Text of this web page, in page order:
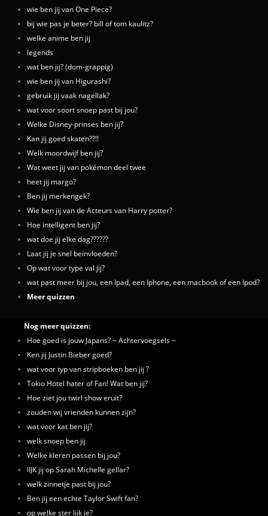
wie ben jij van One Piece?
bij wie pas je beter? bill of tom kaulitz?
welke anime ben jij
legends
wat ben jij? (dom-grappig)
wie ben jij van Higurashi?
gebruik jij vaak nagellak?
wat voor soort snoep past bij jou?
Welke Disney-prinses ben jij?
Kan jij goed skaten??!!
Welk moordwijf ben jij?
Wat weet jij van pokémon deel twee
heet jij margo?
Ben jij merkengek?
Wie ben jij van de Acteurs van Harry potter?
Hoe intelligent ben jij?
wat doe jij elke dag??????
Laat jij je snel beinvloeden?
Op wat voor type val jij?
wat past meer bij jou, een Ipad, een Iphone, een macbook of een Ipod?
Meer quizzen
Nog meer quizzen:
Hoe goed is jouw Japans? ~ Achtervoegsels ~
Ken jij Justin Bieber goed?
wat voor typ van stripboeken ben jij ?
Tokio Hotel hater of Fan! Wat ben jij?
Hoe ziet jou twirl show eruit?
zouden wij vrienden kunnen zijn?
wat voor kat ben jij?
welk snoep ben jij
Welke kleren passen bij jou?
lIJK jij op Sarah Michelle gellar?
welk zinnetje past bij jou?
Ben jij een echte Taylor Swift fan?
op welke ster lijk je?